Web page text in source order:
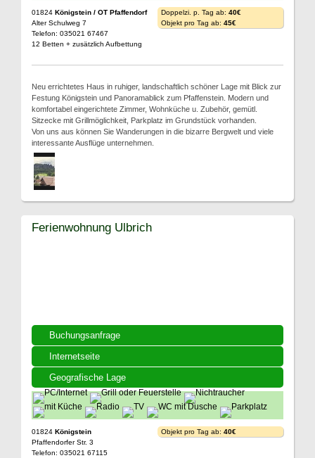
01824 Königstein / OT Pfaffendorf
Alter Schulweg 7
Telefon: 035021 67467
12 Betten + zusätzlich Aufbettung
Doppelzi. p. Tag ab: 40€
Objekt pro Tag ab: 45€
Neu errichtetes Haus in ruhiger, landschaftlich schöner Lage mit Blick zur
Festung Königstein und Panoramablick zum Pfaffenstein. Modern und
komfortabel eingerichtete Zimmer, Wohnküche u. Zubehör, gemütl.
Sitzecke mit Grillmöglichkeit, Parkplatz im Grundstück vorhanden.
Von uns aus können Sie Wanderungen in die bizarre Bergwelt und viele
interessante Ausflüge unternehmen.
Buchungsanfrage
Internetseite
Geografische Lage
Ferienwohnung Ulbrich
01824 Königstein
Pfaffendorfer Str. 3
Telefon: 035021 67115
Objekt pro Tag ab: 40€